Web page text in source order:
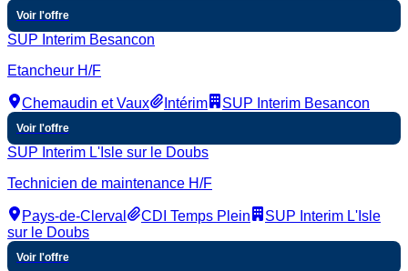
Voir l'offre
SUP Interim Besancon
Etancheur H/F
Chemaudin et Vaux Intérim SUP Interim Besancon
Voir l'offre
SUP Interim L'Isle sur le Doubs
Technicien de maintenance H/F
Pays-de-Clerval CDI Temps Plein
SUP Interim L'Isle
sur le Doubs
Voir l'offre